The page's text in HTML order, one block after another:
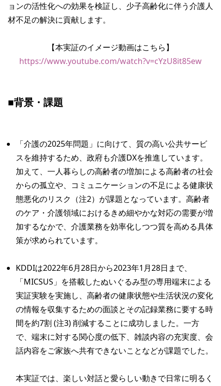
ョンの活性化への効果を検証し、少子高齢化に伴う介護人
材不足の解決に貢献します。
【本実証のイメージ動画はこちら】
https://www.youtube.com/watch?v=cYzU8it85ew
■背景・課題
「介護の2025年問題」に向けて、質の高い公共サービ
スを維持するため、政府も介護DXを推進しています。
加えて、一人暮らしの高齢者の増加による高齢者の社会
からの孤立や、コミュニケーションの不足による健康状
態悪化のリスク（注2）が課題となっています。高齢者
のケア・介護領域におけるきめ細やかな対応の需要が増
加するなかで、介護業務を効率化しつつ質を高める具体
策が求められています。
KDDIは2022年6月28日から2023年1月28日まで、
「MICSUS」を搭載したぬいぐるみ型の専用端末による
実証実験を実施し、高齢者の健康状態や生活状況の変化
の情報を収集するための面談とその記録業務に要する時
間を約7割 (注3) 削減することに成功しました。一方
で、端末に対する関心度の低下、雑談内容の充実度、会
話内容をご家族へ共有できないことなどが課題でした。
本実証では、楽しい対話と愛らしい動きで日常に明るく